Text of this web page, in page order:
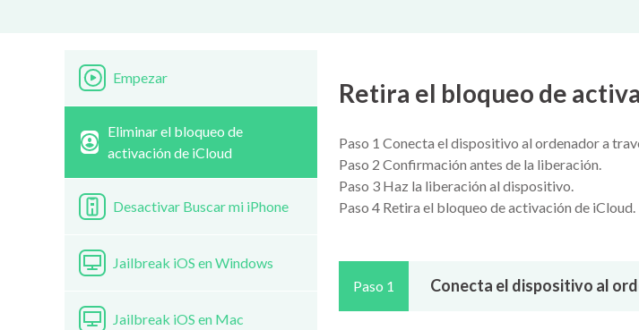
Empezar
Eliminar el bloqueo de
activación de iCloud
Desactivar Buscar mi iPhone
Jailbreak iOS en Windows
Jailbreak iOS en Mac
Retira el bloqueo de
Paso 1 Conecta el dispositivo al ordenador a
Paso 2 Confirmación antes de la liberación.
Paso 3 Haz la liberación al dispositivo.
Paso 4 Retira el bloqueo de activación de iCloud.
Paso 1 Conecta el dispositivo al